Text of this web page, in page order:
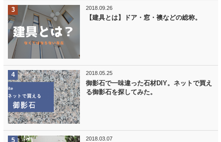
2018.09.26
【建具とは】ドア・窓・襖などの総称。
2018.05.25
御影石で一味違った石材DIY。ネットで買え
る御影石を探してみた。
2018.03.07